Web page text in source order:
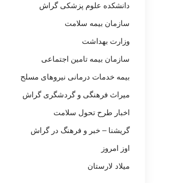
دانشکده علوم پزشکی گراش
سازمان بیمه سلامت
وزارت بهداشت
سازمان بیمه تامین اجتماعی
بیمه خدمات درمانی نیروهای مسلح
میراث فرهنگی و گردشگری گراش
اخبار طرح تحول سلامت
گریشنا – خبر و فرهنگ در گراش
اوز امروز
میلاد لارستان